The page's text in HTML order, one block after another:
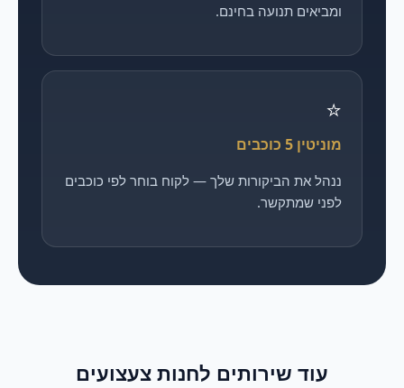
ומביאים תנועה בחינם.
⭐
מוניטין 5 כוכבים
ננהל את הביקורות שלך — לקוח בוחר לפי כוכבים
לפני שמתקשר.
עוד שירותים לחנות צעצועים